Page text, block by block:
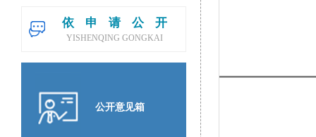
依申请公开
YISHENQING GONGKAI
公开意见箱